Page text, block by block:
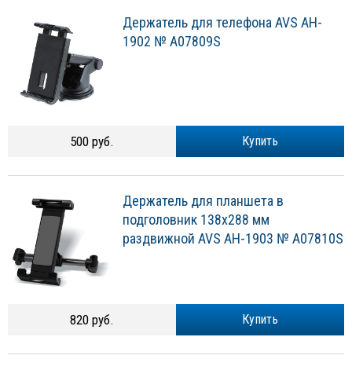
Держатель для телефона AVS AH-
1902 № A07809S
Купить
500 руб.
Держатель для планшета в
подголовник 138х288 мм
раздвижной AVS AH-1903 № A07810S
Купить
820 руб.